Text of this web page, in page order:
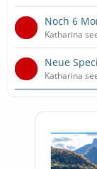
Noch 6
Katharina
Neue
Katharina